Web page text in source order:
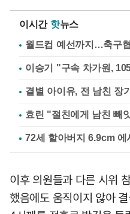
이시간 핫뉴스
월드컵 예선까지…축구
이승기 "구속 차가원,
결별 아이유, 전 남친 장
효린 "절친에게 남친 빼
이후 의원들과 다른 시위
했음에도 움직이지 않아